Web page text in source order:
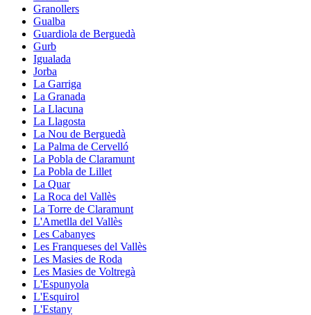
Granollers
Gualba
Guardiola de Berguedà
Gurb
Igualada
Jorba
La Garriga
La Granada
La Llacuna
La Llagosta
La Nou de Berguedà
La Palma de Cervelló
La Pobla de Claramunt
La Pobla de Lillet
La Quar
La Roca del Vallès
La Torre de Claramunt
L'Ametlla del Vallès
Les Cabanyes
Les Franqueses del Vallès
Les Masies de Roda
Les Masies de Voltregà
L'Espunyola
L'Esquirol
L'Estany